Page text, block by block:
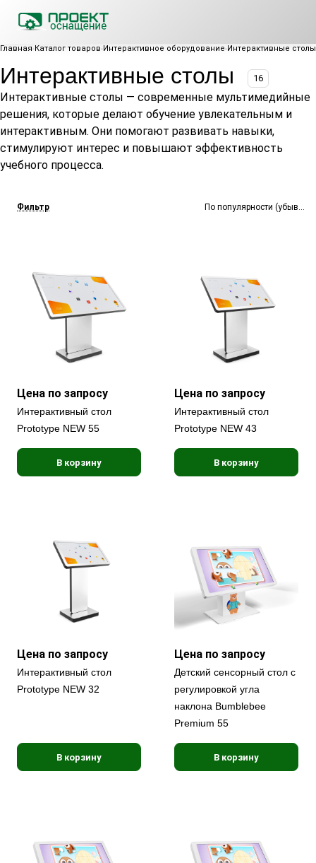
Главная Каталог товаров Интерактивное оборудование Интерактивные столы
Интерактивные столы 16
Интерактивные столы — современные мультимедийные
решения, которые делают обучение увлекательным и
интерактивным. Они помогают развивать навыки,
стимулируют интерес и повышают эффективность
учебного процесса.
Фильтр По популярности
Цена по запросу
Интерактивный стол
Prototype NEW 55
В корзину
Цена по запросу
Интерактивный стол
Prototype NEW 43
В корзину
Цена по запросу
Интерактивный стол
Prototype NEW 32
В корзину
Цена по запросу
Детский сенсорный стол с
регулировкой угла
наклона Bumblebee
Premium 55
В корзину